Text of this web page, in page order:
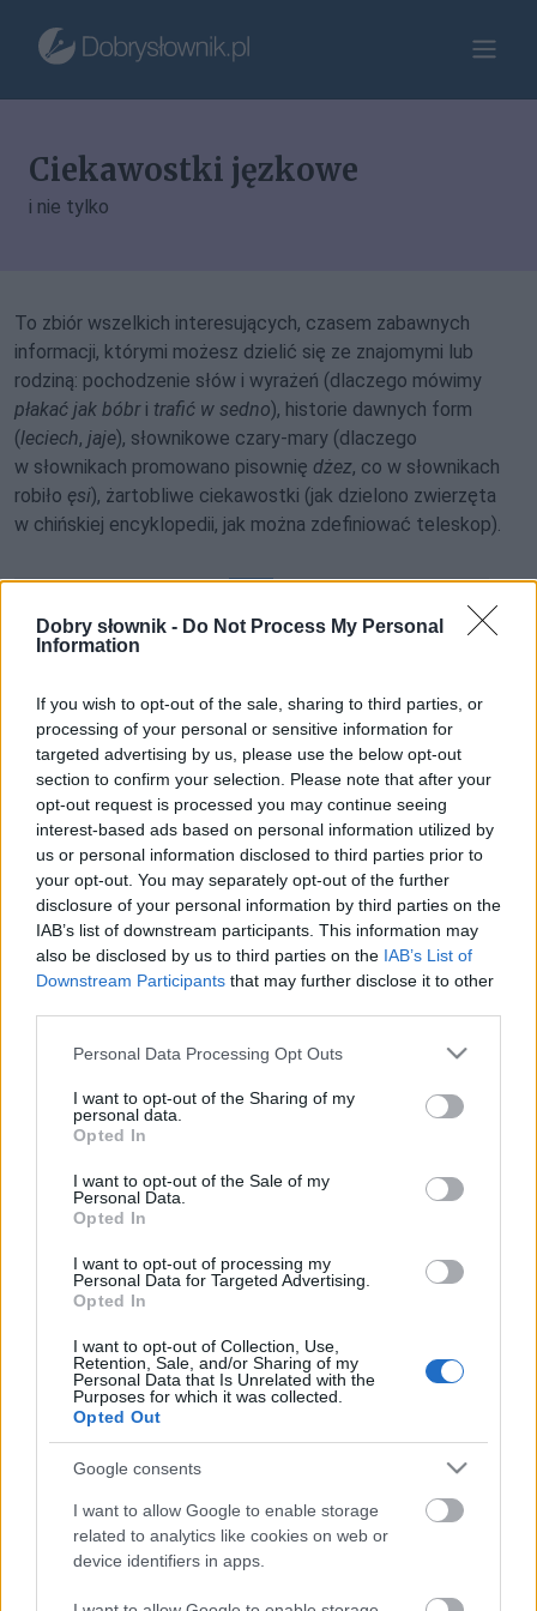
Dobry słownik - Do Not Process My Personal
Information
If you wish to opt-out of the sale, sharing to third parties, or
processing of your personal or sensitive information for
targeted advertising by us, please use the below opt-out
section to confirm your selection. Please note that after your
opt-out request is processed you may continue seeing
interest-based ads based on personal information utilized by
us or personal information disclosed to third parties prior to
your opt-out. You may separately opt-out of the further
disclosure of your personal information by third parties on the
IAB’s list of downstream participants. This information may
also be disclosed by us to third parties on the IAB’s List of
Downstream Participants that may further disclose it to other
Please note that this website/app uses one or more Google
not limited to your visit or usage behaviour. You may click to
grant or deny consent to Google and its third-party tags to
use your data for below specified purposes in below Google
consent section.
Personal Data Processing Opt Outs
I want to opt-out of the Sharing of my
personal data.
Opted In
I want to opt-out of the Sale of my
Personal Data.
Opted In
I want to opt-out of processing my
Personal Data for Targeted Advertising.
Opted In
I want to opt-out of Collection, Use,
Retention, Sale, and/or Sharing of my
Personal Data that Is Unrelated with the
Purposes for which it was collected.
Opted Out
Google consents
I want to allow Google to enable storage
related to analytics like cookies on web or
device identifiers in apps.
Ciekawostki jęzkowe
i nie tylko
To zbiór wszelkich interesujących, czasem zabawnych
informacji, którymi możesz dzielić się ze znajomymi lub
rodziną: pochodzenie słów i wyrażeń (dlaczego mówimy
płakać jak bóbri trafić w sedno), historie dawnych form
(leciech, jaje), słownikowe czary-mary (dlaczego
w słownikach promowano pisownię dżez, co w słownikach
robiło ęsi), żartobliwe ciekawostki (jak dzielono zwierzęta
w chińskiej encyklopedii, jak można zdefiniować teleskop).
H
J K
Wyświetlono 1–3 ciekawostki z 3
ćma— Jak się nazywa miejsce pochówku ćmy?
ćwok — Skąd tenćwok?
ćwok— Mrożkowski ćwąg
SŁOWNIK
OFERTA
PROGRAM PARTNERSKI
ZAPISZ SIĘ NA NEWSLETTER
O NAS
BLOG